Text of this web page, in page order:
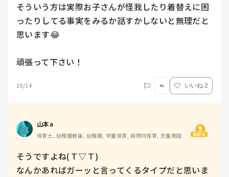
そういう方は実際お子さんが怪我したり着替えに困
ったりしてる事実をみるか話すかしないと無理だと
思います😂
頑張って下さい！
10/14 いいね 2
山本a
保育士, 幼稚園教諭, 幼稚園, 学童保育, 病院内保育, 児童施設 質問主
そうですよね(Ｔ▽Ｔ)
なんかあればガーッと言ってくるタイプだと思いま